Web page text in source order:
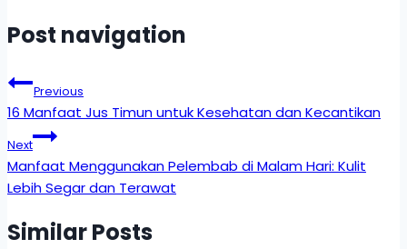
Post navigation
Previous
16 Manfaat Jus Timun untuk Kesehatan dan Kecantikan
Next
Manfaat Menggunakan Pelembab di Malam Hari: Kulit
Lebih Segar dan Terawat
Similar Posts